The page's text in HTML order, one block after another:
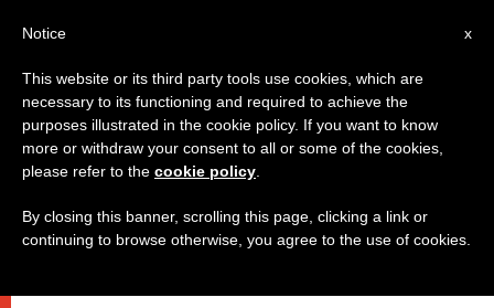
x
Notice
This website or its third party tools use cookies, which are
necessary to its functioning and required to achieve the
purposes illustrated in the cookie policy. If you want to know
more or withdraw your consent to all or some of the cookies,
please refer to the cookie policy
By closing this banner, scrolling this page, clicking a link or
continuing to browse otherwise, you agree to the use of cookies.